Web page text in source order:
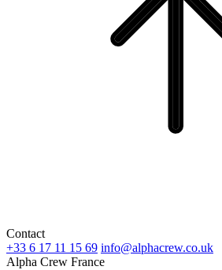
Contact
+33 6 17 11 15 69 info@alphacrew.co.uk
Alpha Crew France